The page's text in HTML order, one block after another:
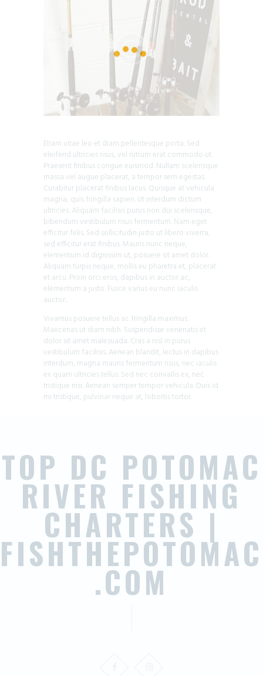
Etiam vitae leo et diam pellentesque porta. Sed
eleifend ultricies risus, vel rutrum erat commodo ut.
Praesent finibus congue euismod. Nullam scelerisque
massa vel augue placerat, a tempor sem egestas.
Curabitur placerat finibus lacus. Quisque at vehicula
magna, quis fringilla sapien. Ut interdum dictum
ultricies. Aliquam facilisis purus non dui scelerisque,
bibendum vestibulum risus fermentum. Nam eget
efficitur felis. Sed sollicitudin justo ut libero viverra,
sed efficitur erat finibus. Mauris nunc neque,
elementum id dignissim ut, posuere sit amet dolor.
Aliquam turpis neque, mollis eu pharetra et, placerat
et arcu. Proin orci eros, dapibus in auctor ac,
elementum a justo. Fusce varius eu nunc iaculis
auctor.
Vivamus posuere tellus ac fringilla maximus.
Maecenas ut diam nibh. Suspendisse venenatis et
dolor sit amet malesuada. Cras a nisl in purus
vestibulum facilisis. Aenean blandit, lectus in dapibus
interdum, magna mauris fermentum risus, nec iaculis
ex quam ultricies tellus. Sed nec convallis ex, nec
tristique nisi. Aenean semper tempor vehicula. Duis id
mi tristique, pulvinar neque at, lobortis tortor.
TOP DC POTOMAC
RIVER FISHING
CHARTERS |
FISHTHEPOTOMAC
.COM